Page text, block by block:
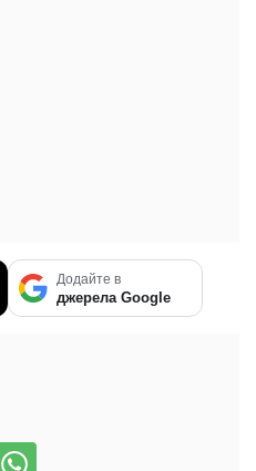
Додайте в
джерела Google